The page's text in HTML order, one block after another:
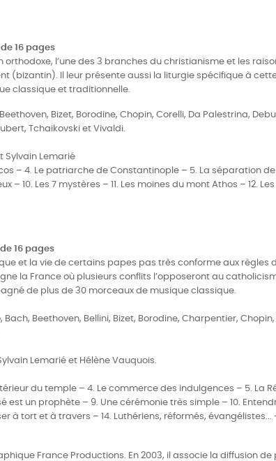
16 pages
l’une des 3 branches du christianisme et les
(bizantin). Il leur présente aussi la liturgie spécifique à
classique et traditionnelle.
Bizet, Borodine, Chopin, Corelli, Da Palestrina,
Tchaikovski et Vivaldi.
Sylvain Lemarié
– 4. Le patriarche de Constantinople – 5. La séparation
10. Les 7 mystères – 11. Les moines du mont Athos – 12.
16 pages
et la vie de certains papes pas très conforme aux règles
la France où plusieurs conflits l’opposeront au
de plus de 30 morceaux de musique classique.
Bach, Beethoven, Bellini, Bizet, Borodine, Charpentier,
Lemarié et Hélène Vauquois.
du temple – 4. Le commerce des indulgences – 5. La
un prophète – 9. Une cérémonie très simple – 10.
à tort et à travers – 14. Luthériens, réformés,
France Productions. En 2003, il associe la diffusion